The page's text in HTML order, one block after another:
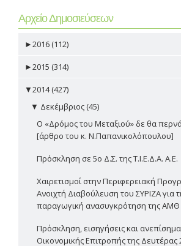
Αρχείο Δημοσιεύσεων
►2016 (112)
►2015 (314)
▼2014 (427)
▼ Δεκέμβριος (45)
Ο «Δρόμος του Μεταξιού» δε θα
[άρθρο του κ. Ν.Παπανικολόπουλου]
Πρόσκληση σε 5ο Δ.Σ. της Τ.Ι.Ε.Δ.Α. Α.Ε.
Χαιρετισμοί στην Περιφερειακή
Ανοιχτή Διαβούλευση του ΣΥΡΙΖΑ για
παραγωγική ανασυγκρότηση της ΑΜΘ
Πρόσκληση, εισηγήσεις και
Οικονομικής Επιτροπής της Δευτέρας